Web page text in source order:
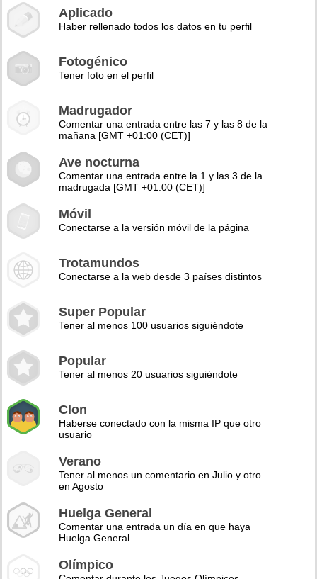
Aplicado
Haber rellenado todos los datos en tu perfil
Fotogénico
Tener foto en el perfil
Madrugador
Comentar una entrada entre las 7 y las 8 de la
mañana [GMT +01:00 (CET)]
Ave nocturna
Comentar una entrada entre la 1 y las 3 de la
madrugada [GMT +01:00 (CET)]
Móvil
Conectarse a la versión móvil de la página
Trotamundos
Conectarse a la web desde 3 países distintos
Super Popular
Tener al menos 100 usuarios siguiéndote
Popular
Tener al menos 20 usuarios siguiéndote
Clon
Haberse conectado con la misma IP que otro
usuario
Verano
Tener al menos un comentario en Julio y otro
en Agosto
Huelga General
Comentar una entrada un día en que haya
Huelga General
Olímpico